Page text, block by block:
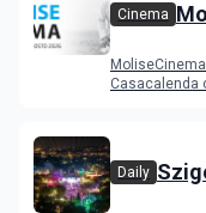
Cinema
Casacalenda
Daily